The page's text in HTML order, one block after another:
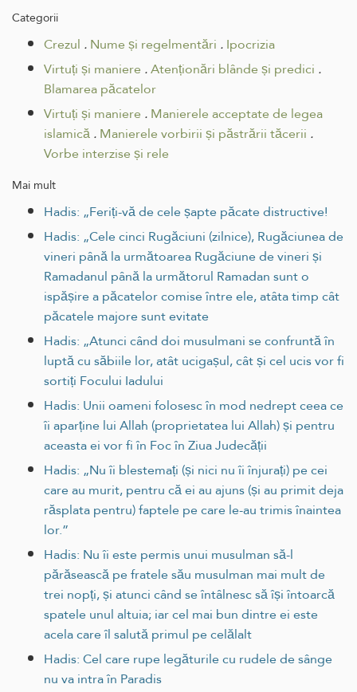
Categorii
Crezul .Nume și regelmentări .Ipocrizia
Virtuți și maniere .Atenționări blânde și predici .
Blamarea păcatelor
Virtuți și maniere .Manierele acceptate de legea
islamică.Manierele vorbirii și păstrării tăcerii .
Vorbe interzise și rele
Mai mult
Hadis: „Feriți-vă de cele șapte păcate distructive!
Hadis: „Cele cinci Rugăciuni (zilnice), Rugăciunea de
vineri până la următoarea Rugăciune de vineri și
Ramadanul până la următorul Ramadan sunt o
ispășire a păcatelor comise între ele, atâta timp cât
păcatele majore sunt evitate
Hadis: „Atunci când doi musulmani se confruntă în
luptă cu săbiile lor, atât ucigașul, cât și cel ucis vor fi
sortiți Focului Iadului
Hadis: Unii oameni folosesc în mod nedrept ceea ce
îi aparține lui Allah (proprietatea lui Allah) și pentru
aceasta ei vor fi în Foc în Ziua Judecății
Hadis: „Nu îi blestemați (și nici nu îi înjurați) pe cei
care au murit, pentru că ei au ajuns (și au primit deja
răsplata pentru) faptele pe care le-au trimis înaintea
lor.”
Hadis: Nu îi este permis unui musulman să-l
părăsească pe fratele său musulman mai mult de
trei nopți, și atunci când se întâlnesc să își întoarcă
spatele unul altuia; iar cel mai bun dintre ei este
acela care îl salută primul pe celălalt
Hadis: Cel care rupe legăturile cu rudele de sânge
nu va intra în Paradis